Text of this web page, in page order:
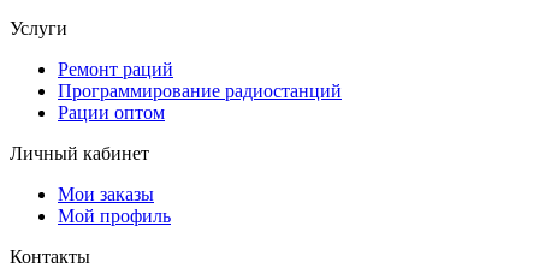
Услуги
Ремонт раций
Программирование радиостанций
Рации оптом
Личный кабинет
Мои заказы
Мой профиль
Контакты